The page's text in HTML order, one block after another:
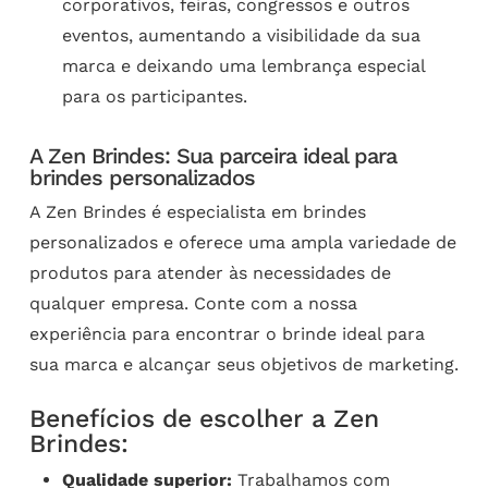
corporativos, feiras, congressos e outros
eventos, aumentando a visibilidade da sua
marca e deixando uma lembrança especial
para os participantes.
A Zen Brindes: Sua parceira ideal para
brindes personalizados
A Zen Brindes é especialista em brindes
personalizados e oferece uma ampla variedade de
produtos para atender às necessidades de
qualquer empresa. Conte com a nossa
experiência para encontrar o brinde ideal para
sua marca e alcançar seus objetivos de marketing.
Benefícios de escolher a Zen
Brindes:
Qualidade superior: Trabalhamos com